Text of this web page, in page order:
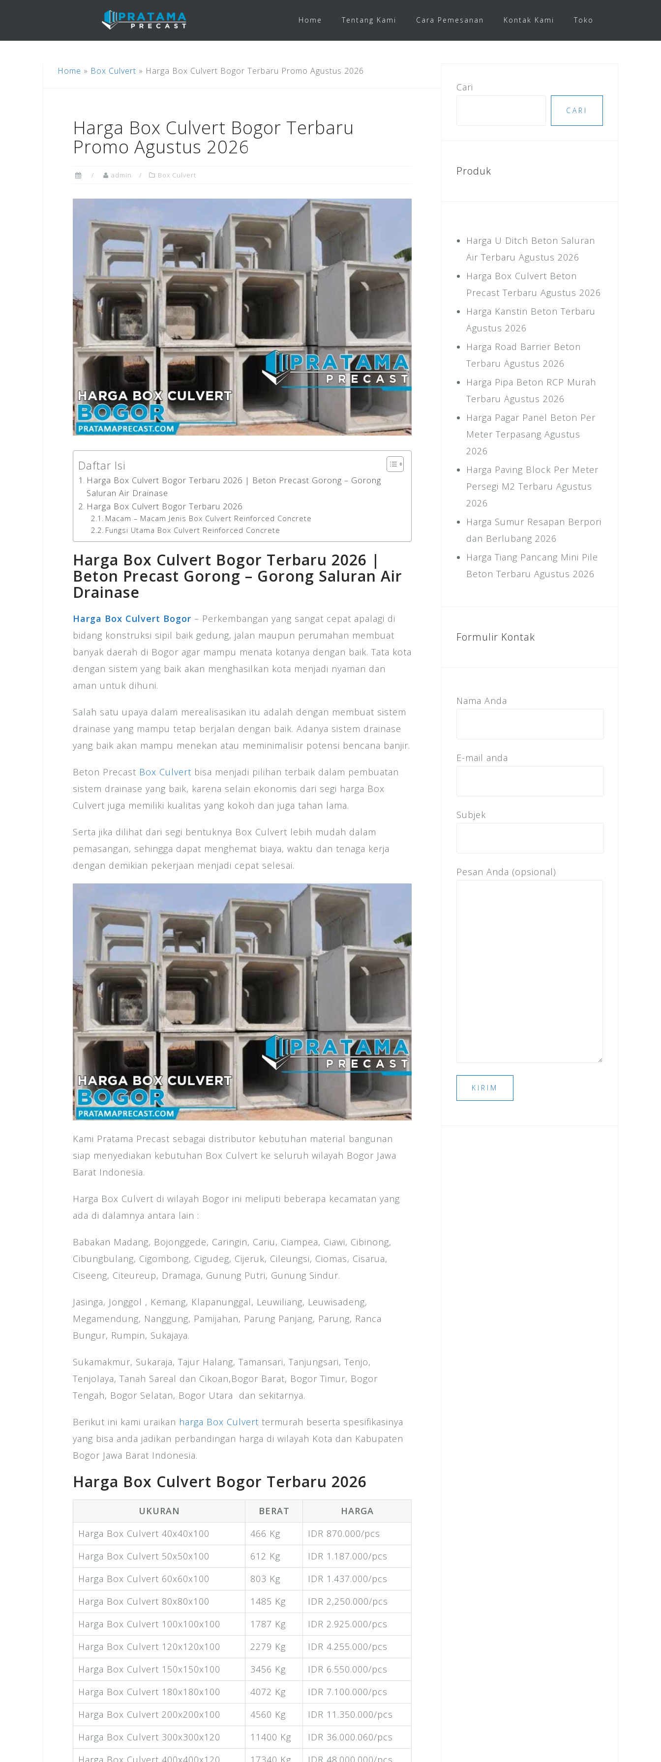
content
Home Tentang Kami Cara Pemesanan Kontak Kami Toko
Home » Box Culvert » Harga Box Culvert Bogor Terbaru Promo Agustus 2026
Harga Box Culvert Bogor Terbaru
Promo Agustus 2026
admin Box Culvert
Daftar Isi
Harga Box Culvert Bogor Terbaru 2026 | Beton Precast Gorong – Gorong
Saluran Air Drainase
Harga Box Culvert Bogor Terbaru 2026
Macam – Macam Jenis Box Culvert Reinforced Concrete
Fungsi Utama Box Culvert Reinforced Concrete
Harga Box Culvert Bogor Terbaru 2026 |
Beton Precast Gorong – Gorong Saluran Air
Drainase
Harga Box Culvert Bogor – Perkembangan yang sangat cepat apalagi di
bidang konstruksi sipil baik gedung, jalan maupun perumahan membuat
banyak daerah di Bogor agar mampu menata kotanya dengan baik. Tata kota
dengan sistem yang baik akan menghasilkan kota menjadi nyaman dan
aman untuk dihuni.
Salah satu upaya dalam merealisasikan itu adalah dengan membuat sistem
drainase yang mampu tetap berjalan dengan baik. Adanya sistem drainase
yang baik akan mampu menekan atau meminimalisir potensi bencana banjir.
Beton Precast Box Culvert bisa menjadi pilihan terbaik dalam pembuatan
sistem drainase yang baik, karena selain ekonomis dari segi harga Box
Culvert juga memiliki kualitas yang kokoh dan juga tahan lama.
Serta jika dilihat dari segi bentuknya Box Culvert lebih mudah dalam
pemasangan, sehingga dapat menghemat biaya, waktu dan tenaga kerja
dengan demikian pekerjaan menjadi cepat selesai.
Kami Pratama Precast sebagai distributor kebutuhan material bangunan
siap menyediakan kebutuhan Box Culvert ke seluruh wilayah Bogor Jawa
Barat Indonesia.
Harga Box Culvert di wilayah Bogor ini meliputi beberapa kecamatan yang
ada di dalamnya antara lain :
Babakan Madang, Bojonggede, Caringin, Cariu, Ciampea, Ciawi, Cibinong,
Cibungbulang, Cigombong, Cigudeg, Cijeruk, Cileungsi, Ciomas, Cisarua,
Ciseeng, Citeureup, Dramaga, Gunung Putri, Gunung Sindur.
Jasinga, Jonggol , Kemang, Klapanunggal, Leuwiliang, Leuwisadeng,
Megamendung, Nanggung, Pamijahan, Parung Panjang, Parung, Ranca
Bungur, Rumpin, Sukajaya.
Sukamakmur, Sukaraja, Tajur Halang, Tamansari, Tanjungsari, Tenjo,
Tenjolaya, Tanah Sareal dan Cikoan,Bogor Barat, Bogor Timur, Bogor
Tengah, Bogor Selatan, Bogor Utara dan sekitarnya.
Berikut ini kami uraikan harga Box Culvert termurah beserta spesifikasinya
yang bisa anda jadikan perbandingan harga di wilayah Kota dan Kabupaten
Bogor Jawa Barat Indonesia.
Harga Box Culvert Bogor Terbaru 2026
UKURAN BERAT
HARGA
Harga Box Culvert 40x40x100
466 Kg
IDR 870.000/pcs
Harga Box Culvert 50x50x100
612 Kg
IDR 1.187.000/pcs
Harga Box Culvert 60x60x100
803 Kg
IDR 1.437.000/pcs
Harga Box Culvert 80x80x100
1485 Kg
IDR 2,250.000/pcs
Harga Box Culvert 100x100x100
1787 Kg
IDR 2.925.000/pcs
Harga Box Culvert 120x120x100
2279 Kg
IDR 4.255.000/pcs
Harga Box Culvert 150x150x100
3456 Kg
IDR 6.550.000/pcs
Harga Box Culvert 180x180x100
4072 Kg
IDR 7.100.000/pcs
Harga Box Culvert 200x200x100
4560 Kg
IDR 11.350.000/pcs
Harga Box Culvert 300x300x120
11400 Kg
IDR 36.000.060/pcs
Cari
CARI
Produk
Harga U Ditch Beton Saluran
Air Terbaru Agustus 2026
Harga Box Culvert Beton
Precast Terbaru Agustus 2026
Harga Kanstin Beton Terbaru
Agustus 2026
Harga Road Barrier Beton
Terbaru Agustus 2026
Harga Pipa Beton RCP Murah
Terbaru Agustus 2026
Harga Pagar Panel Beton Per
Meter Terpasang Agustus
2026
Harga Paving Block Per Meter
Persegi M2 Terbaru Agustus
2026
Harga Sumur Resapan Berpori
dan Berlubang 2026
Harga Tiang Pancang Mini Pile
Beton Terbaru Agustus 2026
Formulir Kontak
Nama Anda
E-mail anda
Subjek
Pesan Anda (opsional)